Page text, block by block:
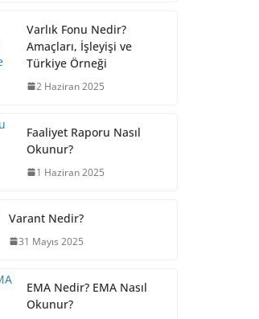
Varlık Fonu Nedir?
Amaçları, İşleyişi ve
Türkiye Örneği
2 Haziran 2025
Faaliyet Raporu Nasıl
Okunur?
1 Haziran 2025
Varant Nedir?
31 Mayıs 2025
EMA Nedir? EMA Nasıl
Okunur?